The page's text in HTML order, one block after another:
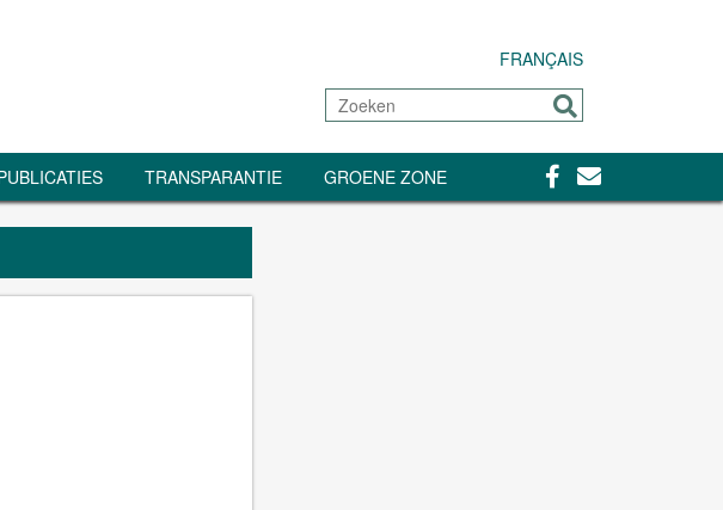
FRANÇAIS
Zoeken
Sturen
TRANSPARANTIE GROENE ZONE Facebook
Contact